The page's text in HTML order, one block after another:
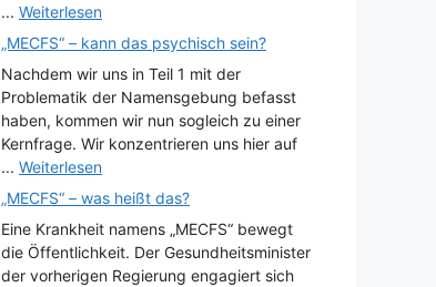
... Weiterlesen
„MECFS“ – kann das psychisch sein?
Nachdem wir uns in Teil 1 mit der
Problematik der Namensgebung befasst
haben, kommen wir nun sogleich zu einer
Kernfrage. Wir konzentrieren uns hier auf
... Weiterlesen
„MECFS“ – was heißt das?
Eine Krankheit namens „MECFS“ bewegt
die Öffentlichkeit. Der Gesundheitsminister
der vorherigen Regierung engagiert sich